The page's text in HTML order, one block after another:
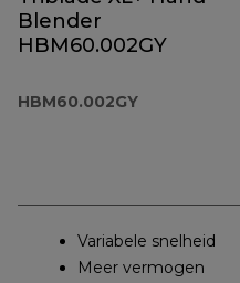
Blender
HBM60.002GY
HBM60.002GY
Variabele snelheid
Meer vermogen